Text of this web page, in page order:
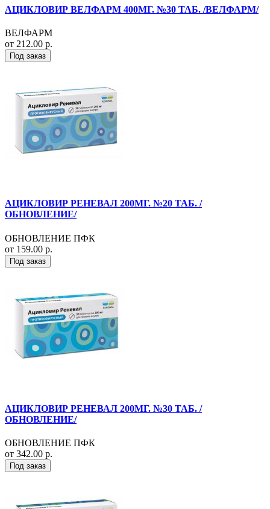
АЦИКЛОВИР ВЕЛФАРМ 400МГ. №30 ТАБ. /ВЕЛФАРМ/
ВЕЛФАРМ
от 212.00 р.
Под заказ
АЦИКЛОВИР РЕНЕВАЛ 200МГ. №20 ТАБ. /
ОБНОВЛЕНИЕ/
ОБНОВЛЕНИЕ ПФК
от 159.00 р.
Под заказ
АЦИКЛОВИР РЕНЕВАЛ 200МГ. №30 ТАБ. /
ОБНОВЛЕНИЕ/
ОБНОВЛЕНИЕ ПФК
от 342.00 р.
Под заказ